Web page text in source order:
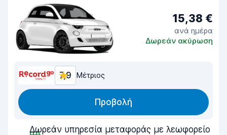
15,38 €
ανά ημέρα
Δωρεάν ακύρωση
7,9 Μέτριος
Προβολή
Δωρεάν υπηρεσία μεταφοράς με λεωφορείο